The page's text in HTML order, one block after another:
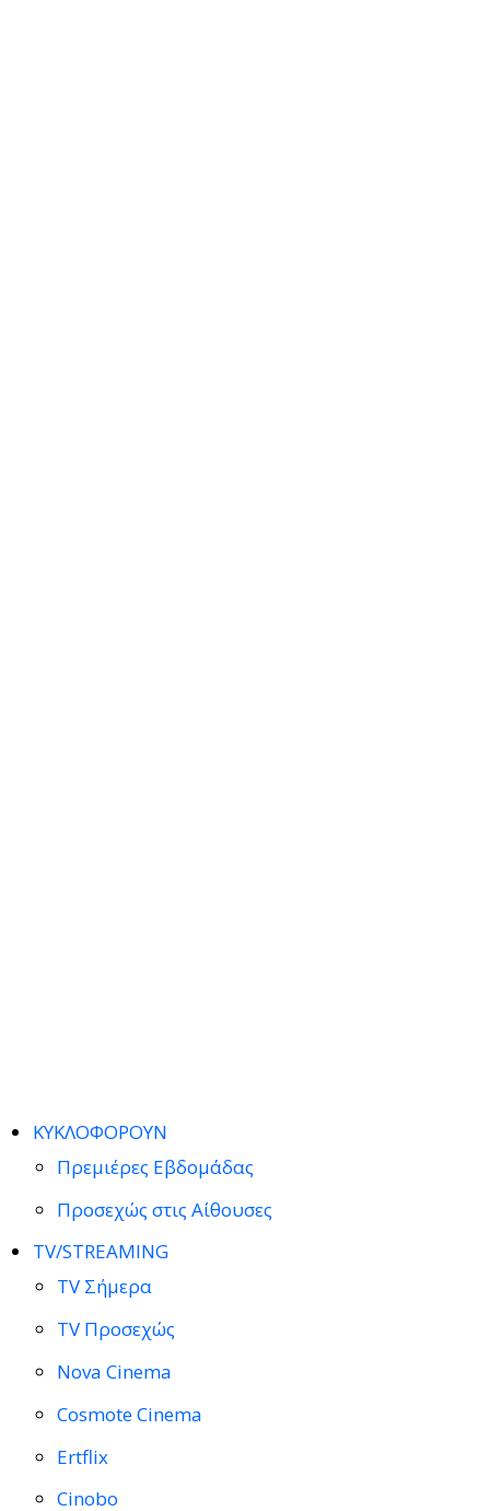
ΚΥΚΛΟΦΟΡΟΥΝ
Πρεμιέρες Εβδομάδας
Προσεχώς στις Αίθουσες
TV/STREAMING
TV Σήμερα
TV Προσεχώς
Nova Cinema
Cosmote Cinema
Ertflix
Cinobo